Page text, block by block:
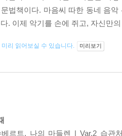
법책이다. 마음씨 따한 동네 음
. 이제 악기를 손에 쥐고, 자신만
리 읽어보실 수 있습니다. 미리보기
슈베르트, 나의 마들렌 | Var.2 습